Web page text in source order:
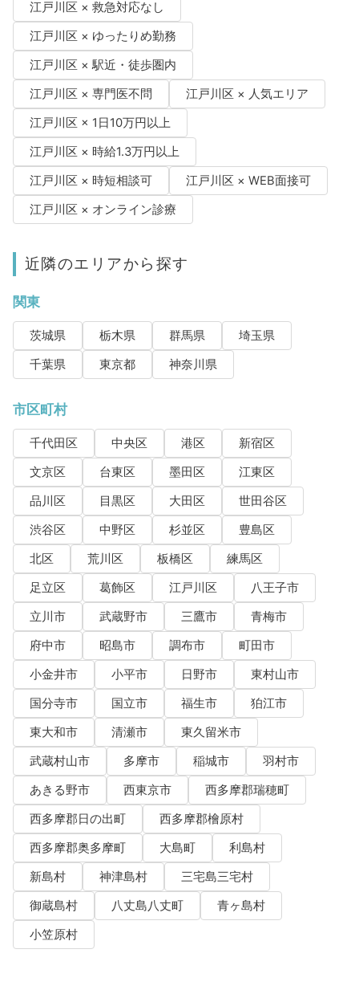
江戸川区 × 救急対応なし
江戸川区 × ゆったりめ勤務
江戸川区 × 駅近・徒歩圏内
江戸川区 × 専門医不問
江戸川区 × 人気エリア
江戸川区 × 1日10万円以上
江戸川区 × 時給1.3万円以上
江戸川区 × 時短相談可
江戸川区 × WEB面接可
江戸川区 × オンライン診療
近隣のエリアから探す
関東
茨城県 栃木県 群馬県
埼玉県
千葉県
東京都 神奈川県
市区町村
千代田区 中央区 港区
新宿区
文京区
台東区 墨田区
江東区
品川区
目黒区 大田区
世田谷区
渋谷区
中野区 杉並区
豊島区
北区
荒川区 板橋区
練馬区
足立区
葛飾区 江戸川区
八王子市
立川市
武蔵野市 三鷹市
青梅市
府中市
昭島市 調布市
町田市
小金井市
小平市 日野市
東村山市
国分寺市
国立市 福生市
狛江市
東大和市
清瀬市
東久留米市
武蔵村山市
多摩市 稲城市
羽村市
あきる野市
西東京市
西多摩郡瑞穂町
西多摩郡日の出町
西多摩郡檜原村
西多摩郡奥多摩町
大島町
利島村
新島村
神津島村
三宅島三宅村
御蔵島村
八丈島八丈町
青ヶ島村
小笠原村